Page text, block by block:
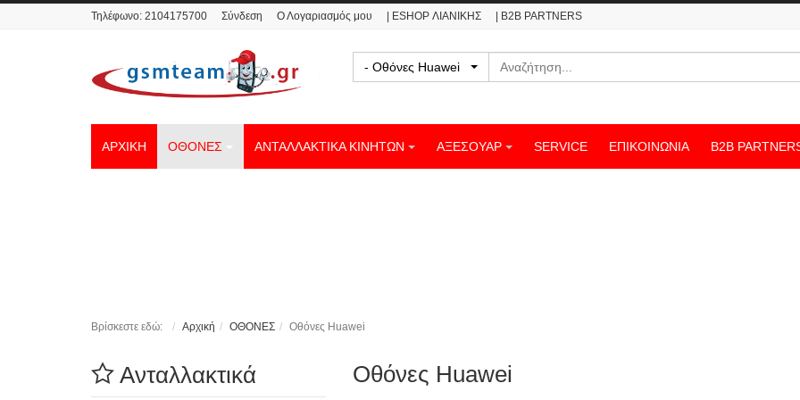
Τηλέφωνο: 2104175700 Σύνδεση Ο Λογαριασμός μου | ESHOP ΛΙΑΝΙΚΗΣ | B2B PARTNERS
- Οθόνες Huawei
ΑΡΧΙΚΗ ΟΘΟΝΕΣ ΑΝΤΑΛΛΑΚΤΙΚΑ ΚΙΝΗΤΩΝ ΑΞΕΣΟΥΑΡ SERVICE ΕΠΙΚΟΙΝΩΝΊΑ B2B
Βρίσκεστε εδώ: Αρχική ΟΘΟΝΕΣ Οθόνες Huawei
Οθόνες Huawei
Ανταλλακτικά